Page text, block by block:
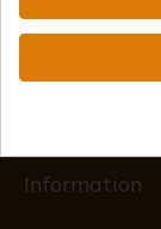
Information